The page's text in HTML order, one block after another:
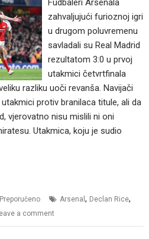
Fudbaleri Arsenala
zahvaljujući furioznoj igri
u drugom poluvremenu
savladali su Real Madrid
rezultatom 3:0 u prvoj
utakmici četvrtfinala
razliku uoči revanša. Navijači
protiv branilaca titule, ali da
vjerovatno nisu mislili ni oni
Utakmica, koju je sudio
Preporučeno Arsenal, Declan Rice,
a comment